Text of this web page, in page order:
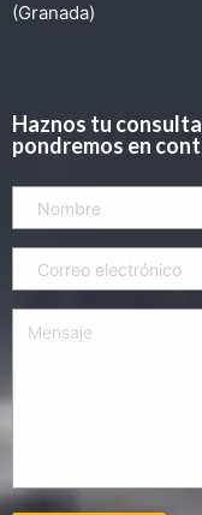
(Granada)
Haznos tu
pondremos en